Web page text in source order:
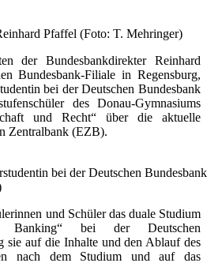
Pfaffel (Foto: T. Mehringer)
der Bundesbankdirekter Reinhard
Bundesbank-Filiale in Regensburg,
bei der Deutschen Bundesbank
des Donau-Gymnasiums
und Recht“ über die aktuelle
Zentralbank (EZB).
bei der Deutschen
und Schüler das duale Studium
Banking“ bei der Deutschen
sie auf die Inhalte und den Ablauf des
nach dem Studium und auf das